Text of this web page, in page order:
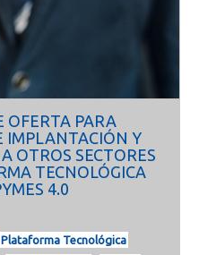
OFERTA PARA
IMPLANTACIÓN Y
OTROS SECTORES
TECNOLÓGICA
4.0
Plataforma Tecnológica